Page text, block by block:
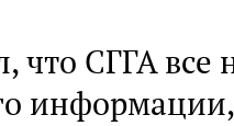
что СГГА все